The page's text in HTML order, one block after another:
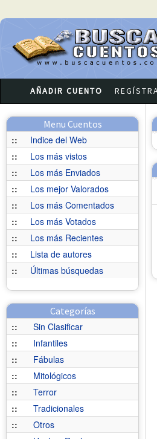
AÑADIR CUENTO
Menu Cuentos
::
Indice del Web
::
Los más vistos
::
Los más Enviados
::
Los mejor Valorados
::
Los más Comentados
::
Los más Votados
::
Los más Recientes
::
Lista de autores
::
Últimas búsquedas
Categorías
::
Sin Clasificar
::
Infantiles
::
Fábulas
::
Mitológicos
::
Terror
::
Tradicionales
::
Otros